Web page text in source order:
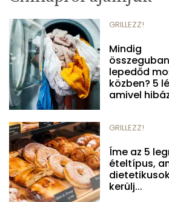
GRILLEZZ!
Mindig
lepedőd
közben? 5
amivel
GRILLEZZ!
Íme az 5
ételtípus,
kerülj...